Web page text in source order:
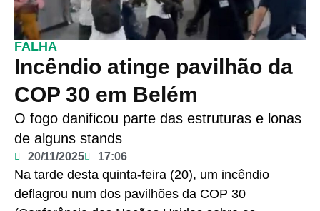
FALHA
Incêndio atinge pavilhão da
COP 30 em Belém
O fogo danificou parte das estruturas e lonas
de alguns stands
20/11/2025 17:06
Na tarde desta quinta-feira (20), um incêndio
deflagrou num dos pavilhões da COP 30